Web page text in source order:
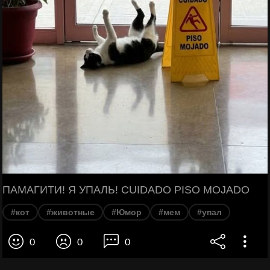
ПАМАГИТИ! Я УПАЛЬ! CUIDADO PISO MOJADO
#кот #животные #Юмор #мем #упал
0 0 0